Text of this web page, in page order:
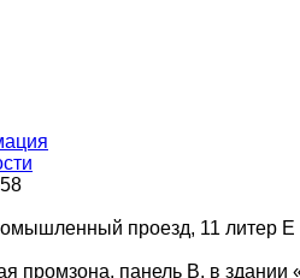
проезд, 11 литер Е
промзона, панель В, в